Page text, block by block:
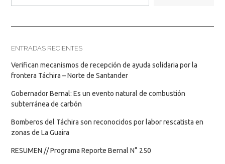
ENTRADAS RECIENTES
Verifican mecanismos de recepción de ayuda solidaria por la
frontera Táchira – Norte de Santander
Gobernador Bernal: Es un evento natural de combustión
subterránea de carbón
Bomberos del Táchira son reconocidos por labor rescatista en
zonas de La Guaira
RESUMEN // Programa Reporte Bernal N° 250